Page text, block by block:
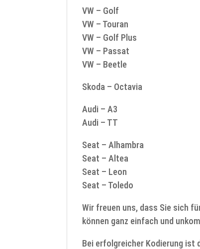
VW – Golf
VW – Touran
VW – Golf Plus
VW – Passat
VW – Beetle
Skoda – Octavia
Audi – A3
Audi – TT
Seat – Alhambra
Seat – Altea
Seat – Leon
Seat – Toledo
Wir freuen uns, dass Sie sich
können ganz einfach und
Bei erfolgreicher Kodierung ist